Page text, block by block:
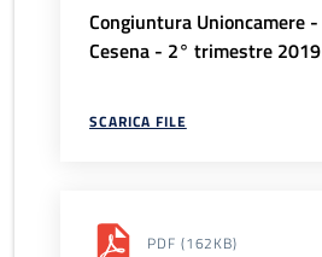
Congiuntura Unioncamere
Cesena - 2° trimestre 2019
SCARICA FILE
PDF (162KB)